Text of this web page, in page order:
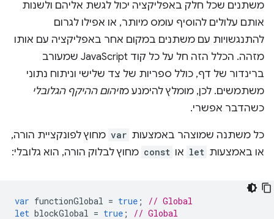
משתנים שכל חלק באפליקציה יכול לגשת אליהם ולשנות
אותם עלולים להוסיף עומס מיותר, או אפילו לגרום
להתנגשויות עם משתנים במקום אחר באפליקציה עם אותו
מזהה. הכלל הזה חל על כל קוד JavaScript שמעורב
ברינדור של דף, כולל ספריות של צד שלישי וניתוח נתוני
משתמשים. לכן, מומלץ להימנע מזיהום ההיקף הגלובלי
כשהדבר אפשרי.
כל משתנה שמוצהר באמצעות var מחוץ לפונקציית הורה,
או באמצעות let או const מחוץ לבלוק הורה, הוא גלובלי:
var functionGlobal = true ;
// Global
let blockGlobal = true ; // Global